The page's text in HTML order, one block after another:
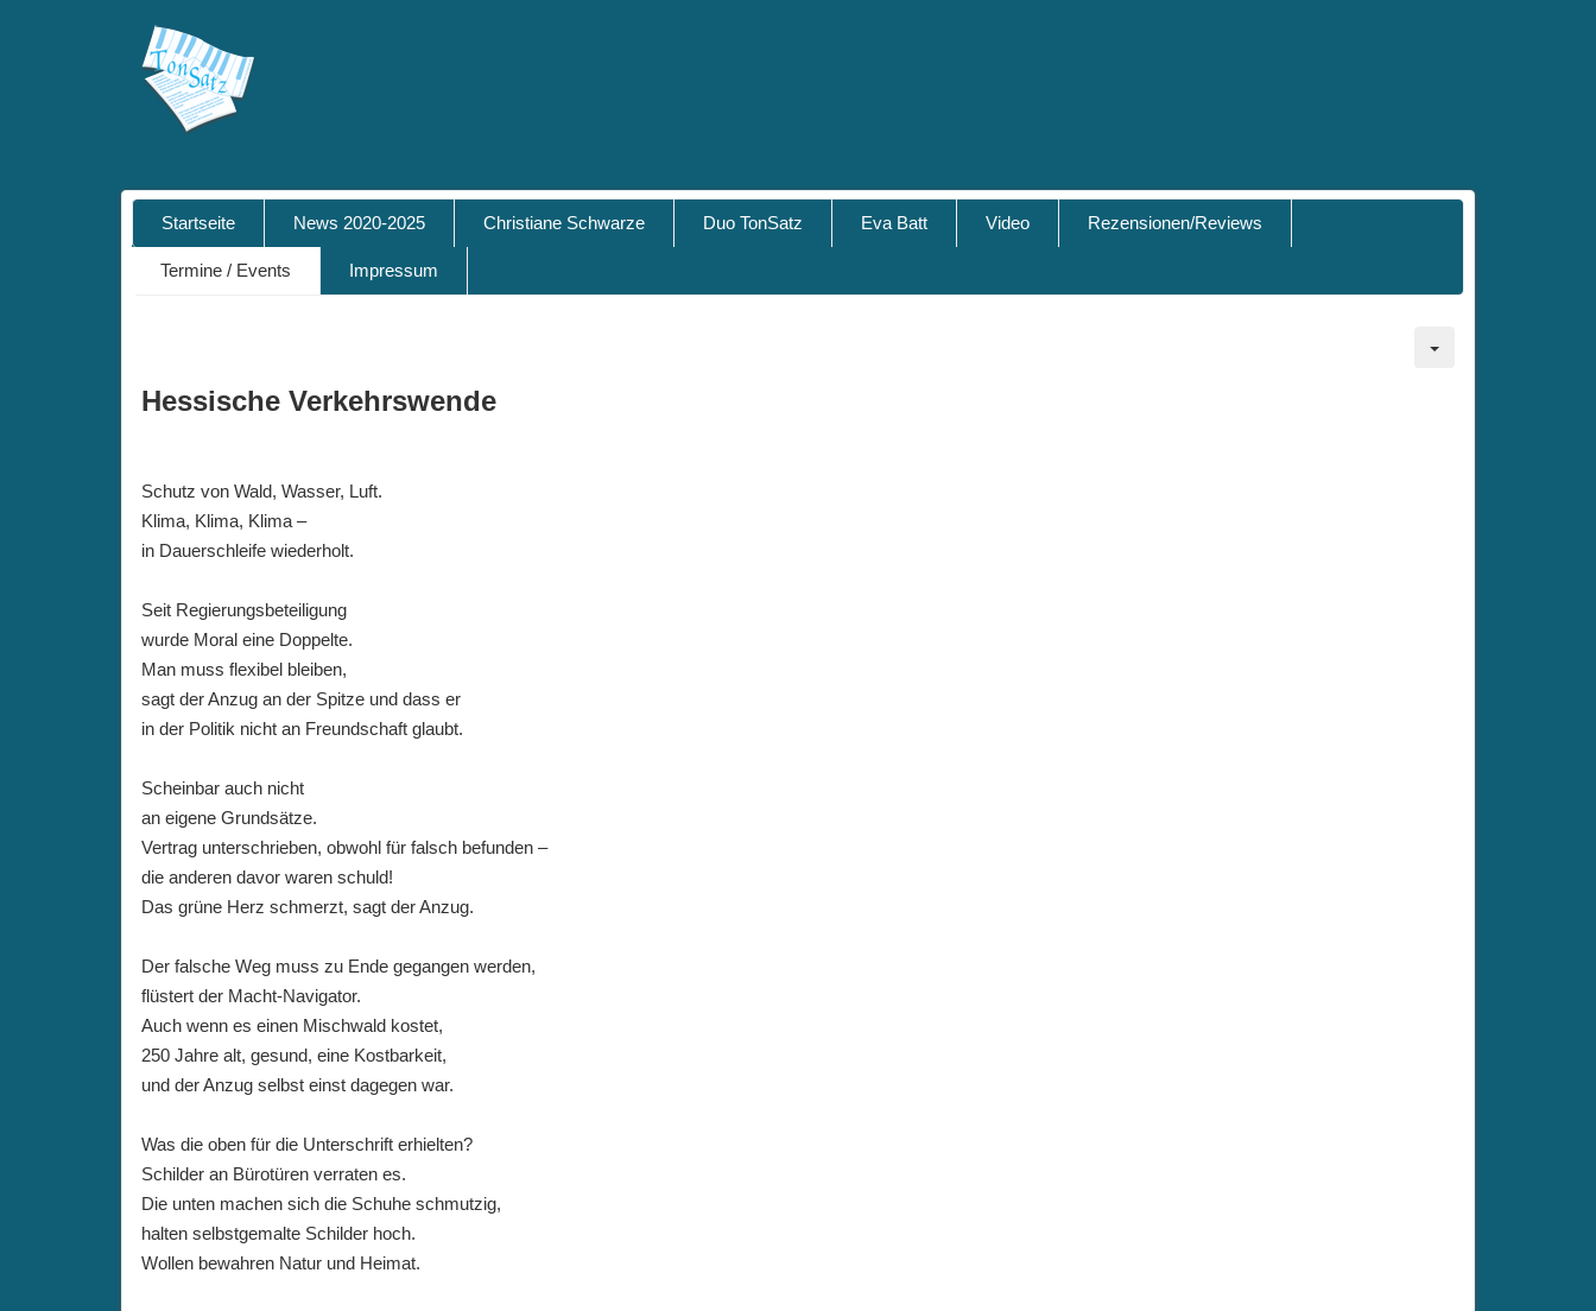
Startseite News 2020-2025 Christiane Schwarze Duo TonSatz Eva Batt Video Rezensionen/Reviews
Termine / Events Impressum
Hessische Verkehrswende
Schutz von Wald, Wasser, Luft.
Klima, Klima, Klima –
in Dauerschleife wiederholt.
Seit Regierungsbeteiligung
wurde Moral eine Doppelte.
Man muss flexibel bleiben,
sagt der Anzug an der Spitze und dass er
in der Politik nicht an Freundschaft glaubt.
Scheinbar auch nicht
an eigene Grundsätze.
Vertrag unterschrieben, obwohl für falsch befunden –
die anderen davor waren schuld!
Das grüne Herz schmerzt, sagt der Anzug.
Der falsche Weg muss zu Ende gegangen werden,
flüstert der Macht-Navigator.
Auch wenn es einen Mischwald kostet,
250 Jahre alt, gesund, eine Kostbarkeit,
und der Anzug selbst einst dagegen war.
Was die oben für die Unterschrift erhielten?
Schilder an Bürotüren verraten es.
Die unten machen sich die Schuhe schmutzig,
halten selbstgemalte Schilder hoch.
Wollen bewahren Natur und Heimat.